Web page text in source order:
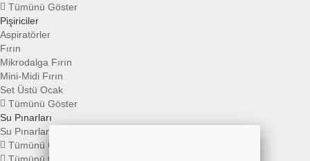
Tümünü Göster
Pişiriciler
Aspiratörler
Fırın
Mikrodalga Fırın
Mini-Midi Fırın
Set Üstü Ocak
Tümünü Göster
Su Pınarları
Su Pınarları
Tümünü Göster